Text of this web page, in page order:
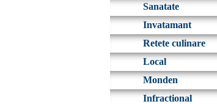
Sanatate
Invatamant
Retete culinare
Local
Monden
Infractional